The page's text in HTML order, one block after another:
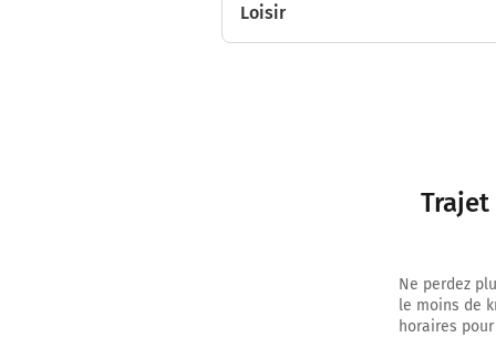
Loisir
Trajet
Ne perdez
le moins de
horaires